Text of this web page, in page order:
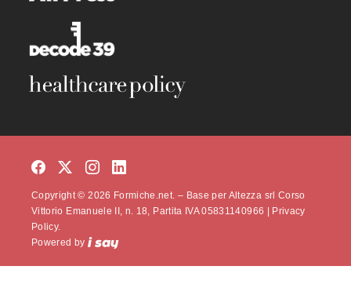
Copyright © 2026 Formiche.net. – Base per Altezza srl Corso
Vittorio Emanuele II, n. 18, Partita IVA 05831140966 | Privacy
Policy.
Powered by